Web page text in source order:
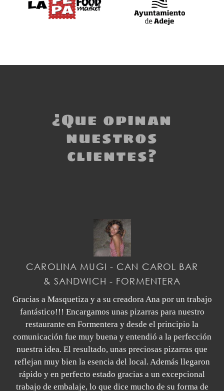
¿Que opinan
nuestros
clientes?
CAROLINA MUGI - CAN CAROL BAR
& SANDWICH - FORMENTERA
Gracias a Masquetiza y a su creadora Ana por un trabajo
fantástico!!! Encargamos unas pizarras para nuestro
restaurante en Formentera y desde el principio la
comunicación fue muy buena y entendió a la perfección
nuestra idea. El resultado, unas preciosas pizarras que
reflejan muy bien la esencia del local. Además llegaron
rápido y en perfecto estado gracias a un excepcional
trabajo de embalaje, lo que dice mucho de su forma de